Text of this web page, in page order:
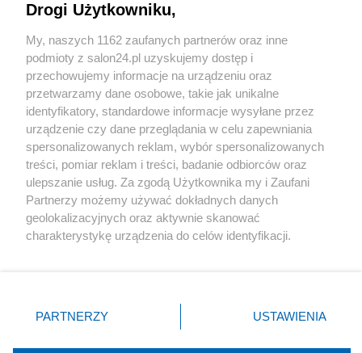
Sport
Społeczeństwo
Kultura
X Facebook Instagram Youtube
Drogi Użytkowniku,
My, naszych 1162 zaufanych partnerów oraz inne
podmioty z salon24.pl uzyskujemy dostęp i
przechowujemy informacje na urządzeniu oraz
przetwarzamy dane osobowe, takie jak unikalne
identyfikatory, standardowe informacje wysyłane przez
urządzenie czy dane przeglądania w celu zapewniania
spersonalizowanych reklam, wybór spersonalizowanych
treści, pomiar reklam i treści, badanie odbiorców oraz
ulepszanie usług. Za zgodą Użytkownika my i Zaufani
Partnerzy możemy używać dokładnych danych
geolokalizacyjnych oraz aktywnie skanować
charakterystykę urządzenia do celów identyfikacji.
zmienić/wycofać klikając przycisk ustawień prywatności
znajdujący się w lewym dolnym rogu strony
rodzaje przetwarzania danych nie wymagają zgody
PARTNERZY USTAWIENIA